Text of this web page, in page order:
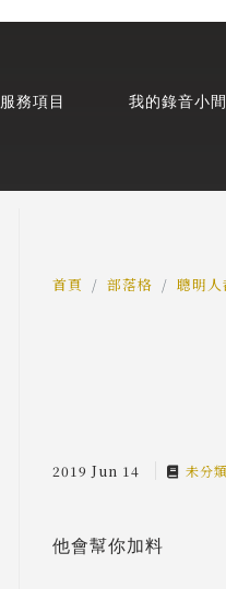
服務項目 我的錄音小間
首頁 部落格 聰明
2019 Jun 14 未分類
他會幫你加料